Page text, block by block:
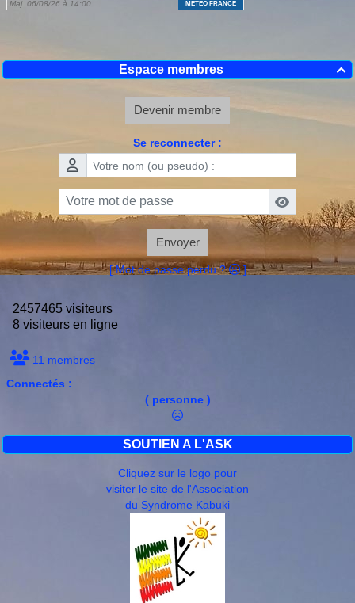

Espace membres
Devenir membre
Se reconnecter :
Envoyer
[ Mot de passe perdu ? ]
2457465 visiteurs
8 visiteurs en ligne
11 membres
Connectés :
( personne )
SOUTIEN A L'ASK
Cliquez sur le logo pour
visiter le site de l'Association
du Syndrome Kabuki